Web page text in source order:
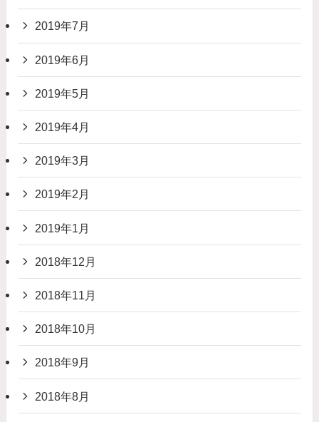
2019年7月
2019年6月
2019年5月
2019年4月
2019年3月
2019年2月
2019年1月
2018年12月
2018年11月
2018年10月
2018年9月
2018年8月